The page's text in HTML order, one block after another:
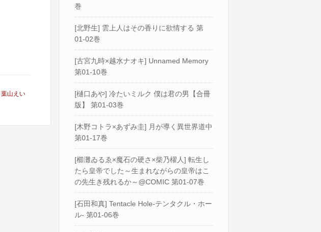
葉山えい
巻
[北野生] 雲上人はその香りに欲情する 第
01-02巻
[古宮九時×越水ナオキ] Unnamed Memory
第01-10巻
[樋口あや] 冷たいミルク 僕は君の男【合冊
版】 第01-03巻
[木野コトラ×あずみ圭] 月が導く異世界道中
第01-17巻
[櫛灘ゐるゑ×魔石の硬さ×柴乃櫂人] 転生し
たら皇帝でした～生まれながらの皇帝はこ
の先生き残れるか～@COMIC 第01-07巻
[石田和真] Tentacle Hole-テンタクル・ホー
ル- 第01-06巻